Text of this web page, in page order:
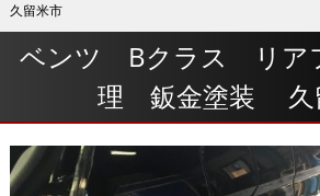
久留米市
ベンツ Bクラス リア
理 鈑金塗装 久